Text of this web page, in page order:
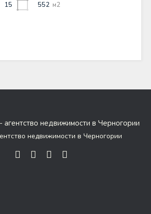
15
552 м2
недвижимости в Черногории